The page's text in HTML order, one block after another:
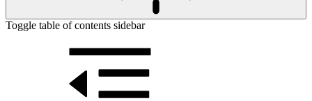
Toggle table of contents sidebar